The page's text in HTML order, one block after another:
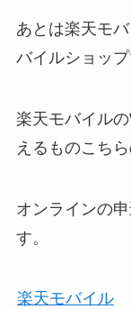
あとは楽天モ
バイルショッ
楽天モバイル
えるものこち
オンラインの
す。
楽天モバイル